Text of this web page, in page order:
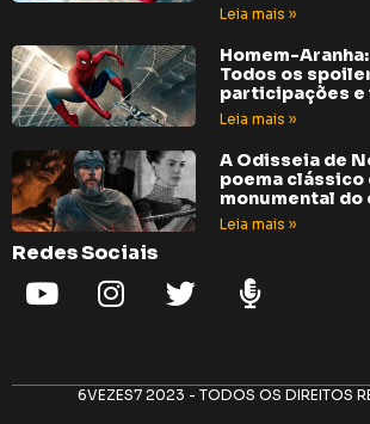
Leia mais »
Homem-
Todos os
participações
Leia mais »
A Odisseia de
poema clássico
monumental do
Leia mais »
Redes Sociais
6VEZES7 2023 - TODOS OS DIREITOS